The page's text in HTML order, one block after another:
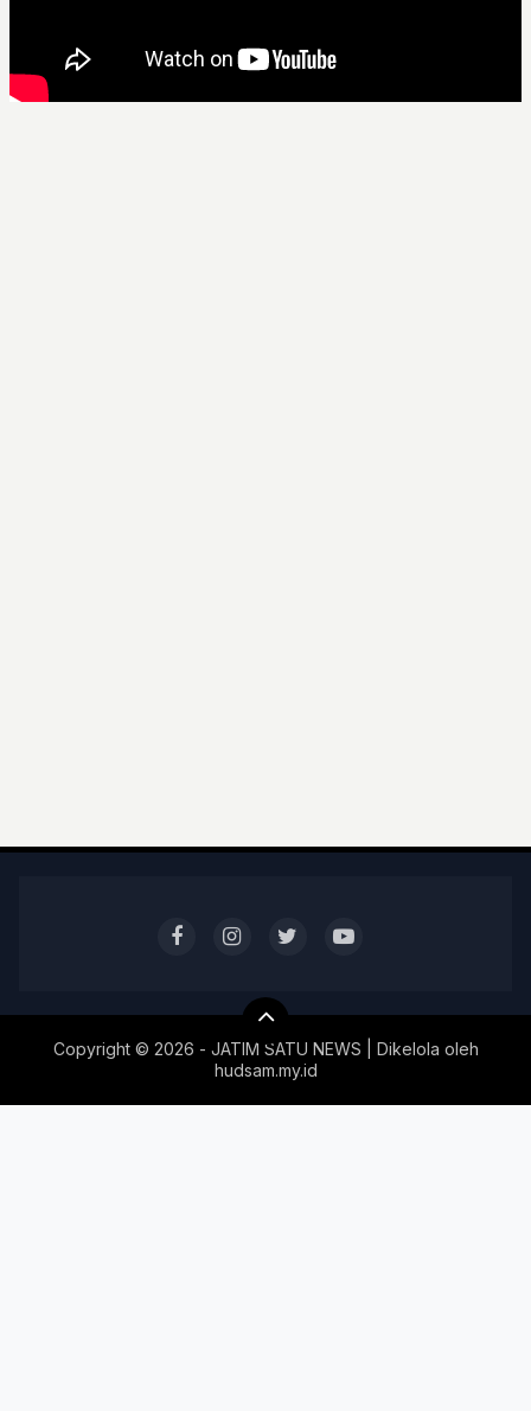
Copyright © 2026 - JATIM SATU NEWS | Dikelola oleh
hudsam.my.id